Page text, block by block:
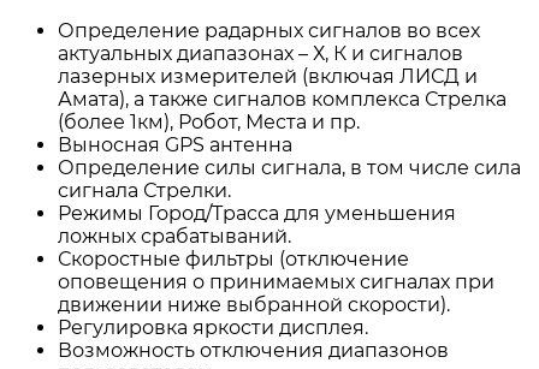
Определение радарных сигналов во всех
актуальных диапазонах – Х, К и сигналов
лазерных измерителей (включая ЛИСД и
Амата), а также сигналов комплекса Стрелка
(более 1км), Робот, Места и пр.
Выносная GPS антенна
Определение силы сигнала, в том числе сила
сигнала Стрелки.
Режимы Город/Трасса для уменьшения
ложных срабатываний.
Скоростные фильтры (отключение
оповещения о принимаемых сигналах при
движении ниже выбранной скорости).
Регулировка яркости дисплея.
Возможность отключения диапазонов